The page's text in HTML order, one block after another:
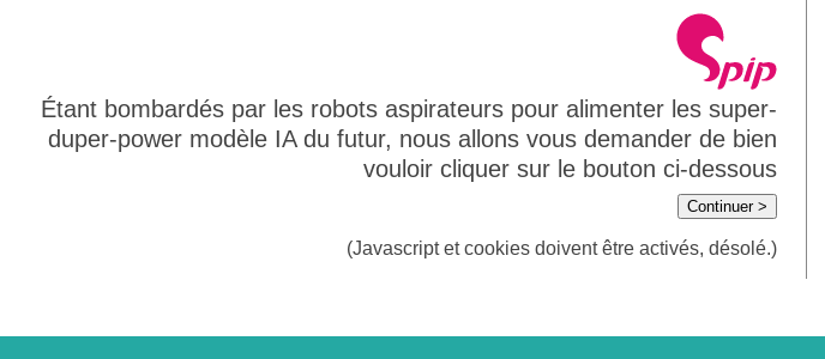
Étant bombardés par les robots aspirateurs pour alimenter les super-
duper-power modèle IA du futur, nous allons vous demander de bien
vouloir cliquer sur le bouton ci-dessous
Continuer >
(Javascript et cookies doivent être activés, désolé.)